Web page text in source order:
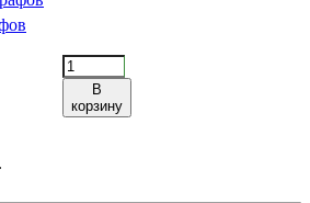
В
корзину